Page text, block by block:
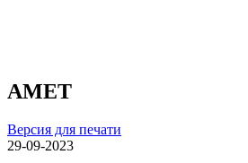
АМЕТ
Версия для печати
29-09-2023